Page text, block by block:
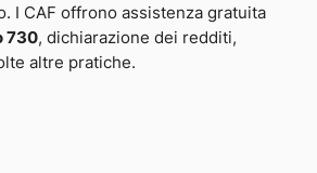
I CAF offrono assistenza gratuita
730, dichiarazione dei redditi,
altre pratiche.